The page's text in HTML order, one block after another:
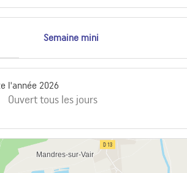
Semaine mini
l'année 2026
Ouverttous les jours